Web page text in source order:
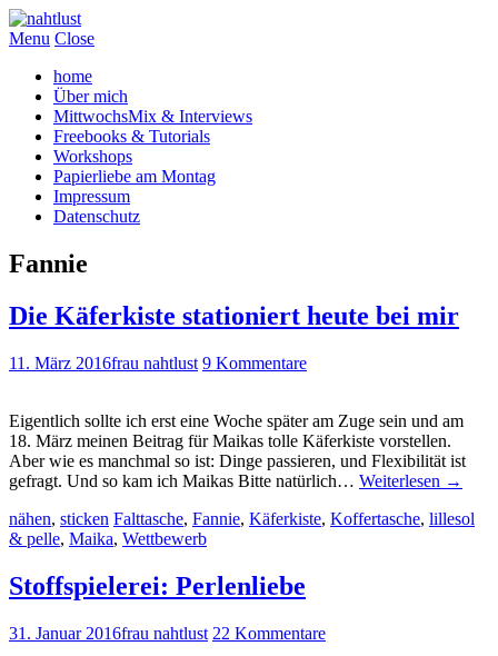
Menu Close
home
Über mich
MittwochsMix & Interviews
Freebooks & Tutorials
Workshops
Papierliebe am Montag
Impressum
Datenschutz
Fannie
Die Käferkiste stationiert heute bei mir
11. März 2016frau nahtlust 9 Kommentare
Eigentlich sollte ich erst eine Woche später am Zuge sein und am
18. März meinen Beitrag für Maikas tolle Käferkiste vorstellen.
Aber wie es manchmal so ist: Dinge passieren, und Flexibilität ist
gefragt. Und so kam ich Maikas Bitte natürlich… Weiterlesen →
nähen, sticken Falttasche, Fannie, Käferkiste, Koffertasche, lillesol
& pelle, Maika, Wettbewerb
Stoffspielerei: Perlenliebe
31. Januar 2016frau nahtlust 22 Kommentare